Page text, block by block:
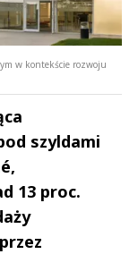
w kontekście rozwoju
szyldami
13 proc.